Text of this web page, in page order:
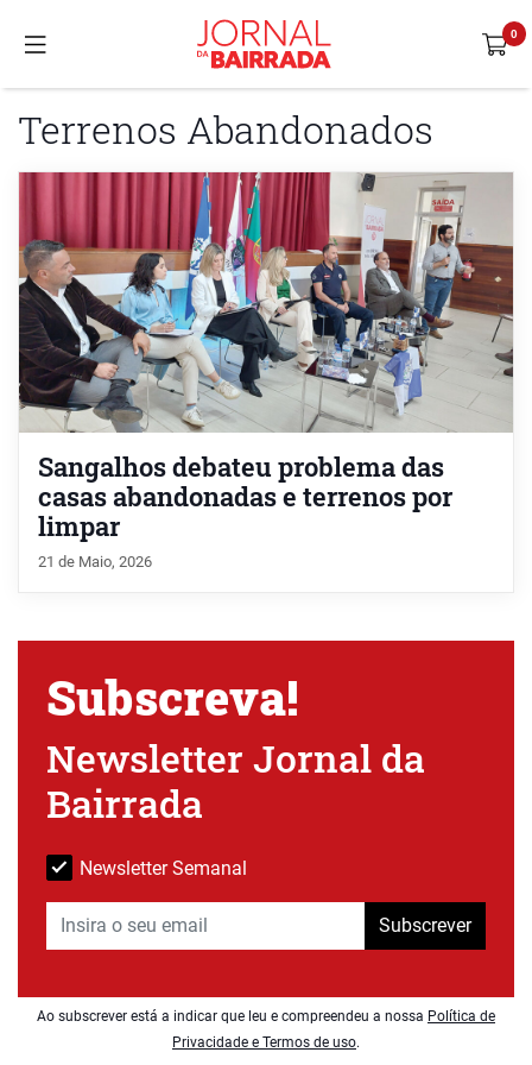
Terrenos Abandonados
Sangalhos debateu problema das
casas abandonadas e terrenos por
limpar
21 de Maio, 2026
Subscreva!
Newsletter Jornal da
Bairrada
Newsletter Semanal
Subscrever
Ao subscrever está a indicar que leu e compreendeu a nossa Política de
Privacidade e Termos de uso.